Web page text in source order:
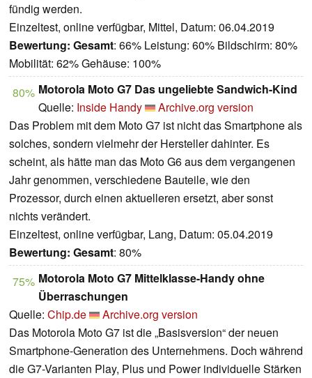
fündig werden.
Einzeltest, online verfügbar, Mittel, Datum: 06.04.2019
Bewertung: Gesamt: 66% Leistung: 60% Bildschirm: 80%
Mobilität: 62% Gehäuse: 100%
80% Motorola Moto G7 Das ungeliebte Sandwich-Kind
Quelle: Inside Handy
Archive.org version
Das Problem mit dem Moto G7 ist nicht das Smartphone als
solches, sondern vielmehr der Hersteller dahinter. Es
scheint, als hätte man das Moto G6 aus dem vergangenen
Jahr genommen, verschiedene Bauteile, wie den
Prozessor, durch einen aktuelleren ersetzt, aber sonst
nichts verändert.
Einzeltest, online verfügbar, Lang, Datum: 05.04.2019
Bewertung: Gesamt: 80%
75% Motorola Moto G7 Mittelklasse-Handy ohne
Überraschungen
Quelle: Chip.de
Archive.org version
Das Motorola Moto G7 ist die „Basisversion“ der neuen
Smartphone-Generation des Unternehmens. Doch während
die G7-Varianten Play, Plus und Power individuelle Stärken